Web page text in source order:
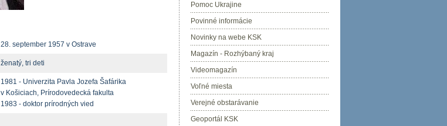
28. september 1957 v Ostrave
ženatý, tri deti
1981 - Univerzita Pavla Jozefa Šafárika
v Košiciach, Prírodovedecká fakulta
1983 - doktor prírodných vied
Pomoc Ukrajine
Povinné informácie
Novinky na webe KSK
Magazín - Rozhýbaný kraj
Videomagazín
Voľné miesta
Verejné obstarávanie
Geoportál KSK